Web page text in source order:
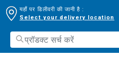
यहाँ पर डिलीवरी की जानी है :
Select your delivery location